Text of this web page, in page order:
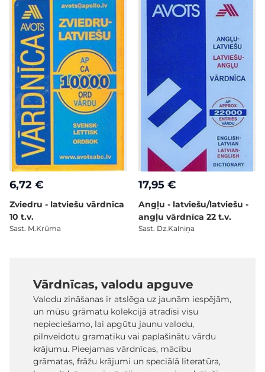
6,72 €
Zviedru - latviešu vārdnīca
10 t.v.
Sast. M.Krūma
17,95 €
Angļu - latviešu/latviešu -
angļu vārdnīca 22 t.v.
Sast. Dz.Kalniņa
Vārdnīcas, valodu apguve
Valodu zināšanas ir atslēga uz jaunām iespējām,
un mūsu grāmatu kolekcijā atradīsi visu
nepieciešamo, lai apgūtu jaunu valodu,
pilnveidotu gramatiku vai paplašinātu vārdu
krājumu. Pieejamas vārdnīcas, mācību
grāmatas, frāžu krājumi un speciālā literatūra,